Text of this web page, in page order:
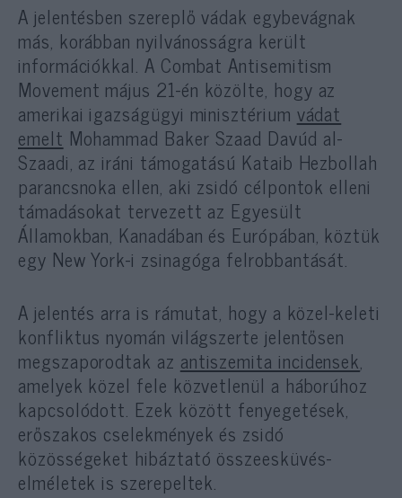
A jelentésben szereplő vádak egybevágnak
más, korábban nyilvánosságra került
információkkal. A Combat Antisemitism
Movement május 21-én közölte, hogy az
amerikai igazságügyi minisztérium vádat
emelt Mohammad Baker Szaad Davúd al-
Szaadi, az iráni támogatású Kataib Hezbollah
parancsnoka ellen, aki zsidó célpontok elleni
támadásokat tervezett az Egyesült
Államokban, Kanadában és Európában, köztük
egy New York-i zsinagóga felrobbantását.
A jelentés arra is rámutat, hogy a közel-keleti
konfliktus nyomán világszerte jelentősen
megszaporodtak az antiszemita incidensek,
amelyek közel fele közvetlenül a háborúhoz
kapcsolódott. Ezek között fenyegetések,
erőszakos cselekmények és zsidó
közösségeket hibáztató összeesküvés-
elméletek is szerepeltek.